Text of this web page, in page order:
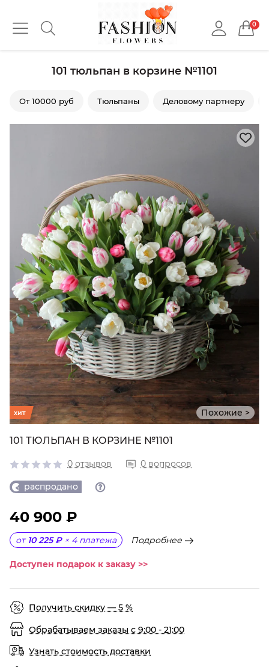
0
101 тюльпан в корзине №1101
От 10000 руб Тюльпаны Деловому партнеру
Похожие >
хит
101 ТЮЛЬПАН В КОРЗИНЕ №1101
0 отзывов 0 вопросов
распродано
40 900 ₽
от 10 225 ₽ × 4 платежа Подробнее
Доступен подарок к заказу >>
Получить скидку — 5 %
Обрабатываем заказы с 9:00 - 21:00
Узнать стоимость доставки